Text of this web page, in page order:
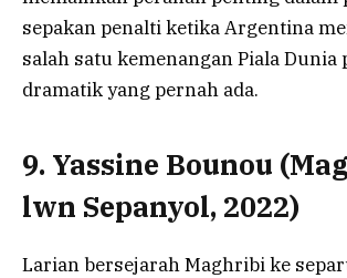
sepakan penalti ketika Argentina
salah satu kemenangan Piala Dunia
dramatik yang pernah ada.
9. Yassine Bounou
lwn Sepanyol, 2022)
Larian bersejarah Maghribi ke